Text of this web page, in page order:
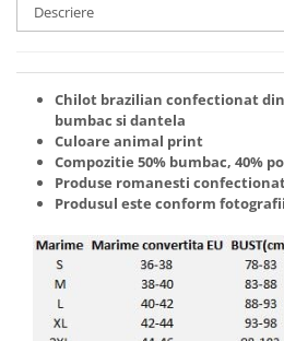
Descriere
Chilot brazilian confectionat
bumbac si dantela
Culoare animal print
Compozitie 50% bumbac, 40%
Produse romanesti
Produsul este conform